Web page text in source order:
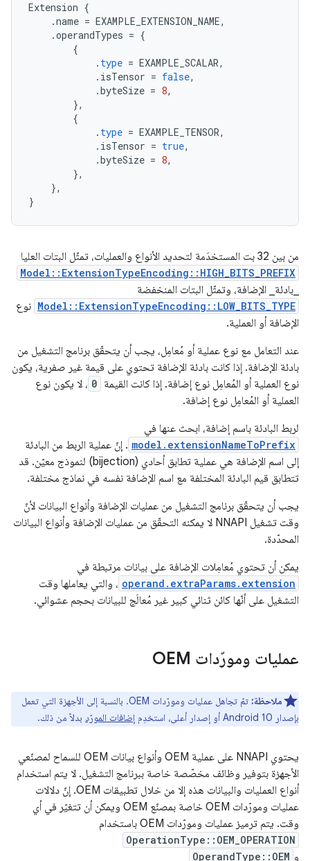
Extension {
.name = EXAMPLE_EXTENSION_NAME,
.operandTypes = {
{
. type = EXAMPLE_SCALAR,
. isTensor = false,
.byteSize = 8,
},
{
. type = EXAMPLE_TENSOR,
. isTensor = true,
.byteSize = 8,
},
},
}
من بين 32 بت المستخدَمة لتحديد الأنواع والعمليات، تمثّل البتات العليا
Model::ExtensionTypeEncoding::HIGH_BITS_PREFIX
_بادئة_ الإضافة، وتمثّل البتات المنخفضة
Model::ExtensionTypeEncoding::LOW_BITS_TYPE نوع
الإضافة أو العملية.
عند التعامل مع نوع عملية أو مُعامِل، يجب أن يتحقّق برنامج التشغيل من
بادئة الإضافة. إذا كانت بادئة الإضافة تحتوي على قيمة غير صفرية، يكون
نوع العملية أو المُعامِل نوع إضافة. إذا كانت القيمة 0 ، لا يكون نوع
العملية أو المُعامِل نوع إضافة.
لربط البادئة باسم إضافة، ابحث عنها في
model.extensionNameToPrefix . إنّ عملية الربط من البادئة
إلى اسم الإضافة هي عملية تطابق أحادي (bijection) لنموذج معيّن. قد
تتطابق قيم البادئة المختلفة مع اسم الإضافة نفسه في نماذج مختلفة.
يجب أن يتحقّق برنامج التشغيل من عمليات الإضافة وأنواع البيانات لأنّ
وقت تشغيل NNAPI لا يمكنه التحقّق من عمليات الإضافة وأنواع البيانات
المحدّدة.
يمكن أن تحتوي مُعامِلات الإضافة على بيانات مرتبطة في
operand.extraParams.extension ، والتي يعاملها وقت
التشغيل على أنّها كائن ثنائي كبير غير مُعالَج للبيانات بحجم عشوائي.
عمليات ومورّدات OEM
ملاحظة:
تمّ تجاهل عمليات ومورّدات OEM. بالنسبة إلى الأجهزة التي تعمل
بإصدار Android 10 أو إصدار أعلى، استخدِم
إضافات المورّد بدلاً من ذلك.
يحتوي NNAPI على عملية OEM وأنواع بيانات OEM للسماح لمصنّعي
الأجهزة بتوفير وظائف مخصّصة خاصة ببرنامج التشغيل. لا يتم استخدام
أنواع العمليات والبيانات هذه إلا من خلال تطبيقات OEM. إنّ دلالات
عمليات ومورّدات OEM خاصة بمصنّع OEM ويمكن أن تتغيّر في أي
وقت. يتم ترميز عمليات ومورّدات OEM باستخدام
OperationType::OEM_OPERATION
و OperandType::OEM